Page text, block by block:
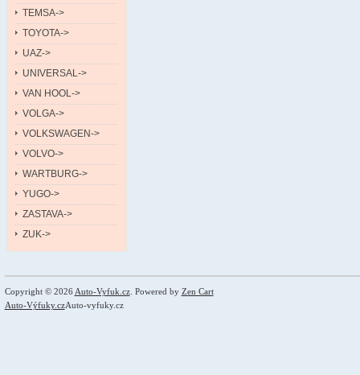
TEMSA->
TOYOTA->
UAZ->
UNIVERSAL->
VAN HOOL->
VOLGA->
VOLKSWAGEN->
VOLVO->
WARTBURG->
YUGO->
ZASTAVA->
ZUK->
Copyright © 2026 Auto-Vyfuk.cz. Powered by Zen Cart
Auto-Výfuky.czAuto-vyfuky.cz